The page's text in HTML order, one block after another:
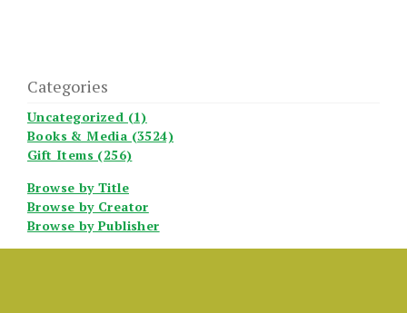
Categories
Uncategorized (1)
Books & Media (3524)
Gift Items (256)
Browse by Title
Browse by Creator
Browse by Publisher